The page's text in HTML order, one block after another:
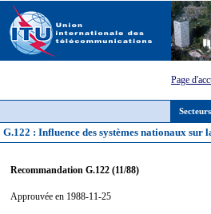
Page
G.122 : Influence des systèmes nationaux
Recommandation G.122 (11/88)
Approuvée en 1988-11-25